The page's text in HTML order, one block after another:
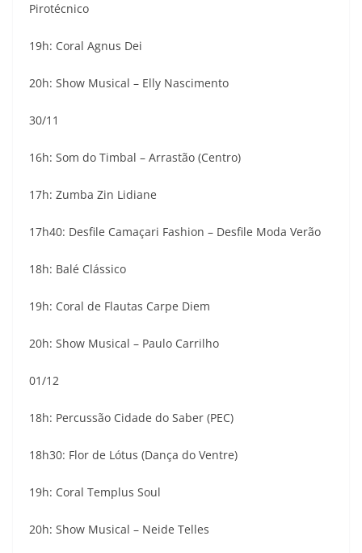
Pirotécnico
19h: Coral Agnus Dei
20h: Show Musical – Elly Nascimento
30/11
16h: Som do Timbal – Arrastão (Centro)
17h: Zumba Zin Lidiane
17h40: Desfile Camaçari Fashion – Desfile Moda Verão
18h: Balé Clássico
19h: Coral de Flautas Carpe Diem
20h: Show Musical – Paulo Carrilho
01/12
18h: Percussão Cidade do Saber (PEC)
18h30: Flor de Lótus (Dança do Ventre)
19h: Coral Templus Soul
20h: Show Musical – Neide Telles